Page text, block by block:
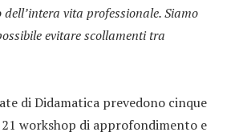
vita professionale. Siamo
evitare scollamenti tra
di Didamatica prevedono cinque
workshop di approfondimento e